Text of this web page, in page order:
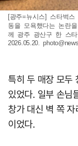
[광주=뉴시스] 스타벅
동을 모욕했다는 논란
께 광주 광산구 한 스
2026.05.20.
특히 두 매장 모두
있었다. 일부 손님
창가 대신 벽 쪽
이었다.